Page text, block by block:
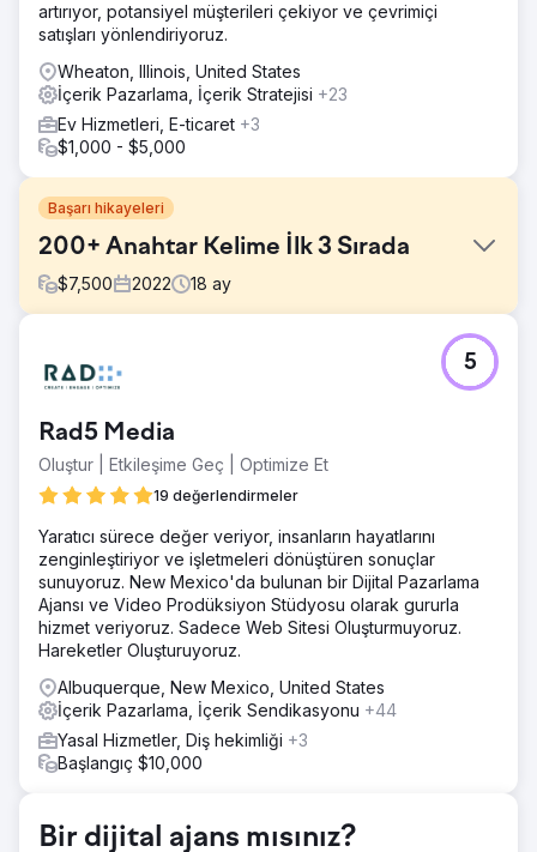
artırıyor, potansiyel müşterileri çekiyor ve çevrimiçi
satışları yönlendiriyoruz.
Wheaton, Illinois, United States
İçerik Pazarlama, İçerik Stratejisi +23
Ev Hizmetleri, E-ticaret +3
$1,000 - $5,000
Başarı hikayeleri
200+ Anahtar Kelime İlk 3 Sırada
$7,500 2022 18 ay
Venom Motorsports, çeşitli sokak bisikletleri, helikopterler,
ATV'ler ve otomatik gazlı, elektrikli ve yakıt enjeksiyonlu
Müşterimiz, çevrimiçi motosiklet satış web sitesinin e-
Ticaret alanındaki varlığını ve satışlarını artırmayı hedefledi
Çözüm
araştırması, sayfa içi optimizasyon, rakip analizi,
özelleştirilmiş yaklaşım, UI/UX önerileri, CTA uygulaması,
kaliteli bağlantı oluşturma ve gelişmiş çevrimiçi görünürlük
ve organik trafik için içerik optimizasyonunu içerir.
Sonuç
Organik Trafikte %500 artış, 200+ Anahtar Kelimenin İlk 3
Sırada Yerlenmesi, tıklamalarda %72 artış ve
gösterimlerde %75 artış sağlandı
Rad5 Media
Oluştur | Etkileşime Geç | Optimize Et
19 değerlendirmeler
5
Yaratıcı sürece değer veriyor, insanların hayatlarını
zenginleştiriyor ve işletmeleri dönüştüren sonuçlar
sunuyoruz. New Mexico'da bulunan bir Dijital Pazarlama
Ajansı ve Video Prodüksiyon Stüdyosu olarak gururla
hizmet veriyoruz. Sadece Web Sitesi Oluşturmuyoruz.
Hareketler Oluşturuyoruz.
Albuquerque, New Mexico, United States
İçerik Pazarlama, İçerik Sendikasyonu +44
Yasal Hizmetler, Diş hekimliği +3
Başlangıç $10,000
Bir dijital ajans mısınız?